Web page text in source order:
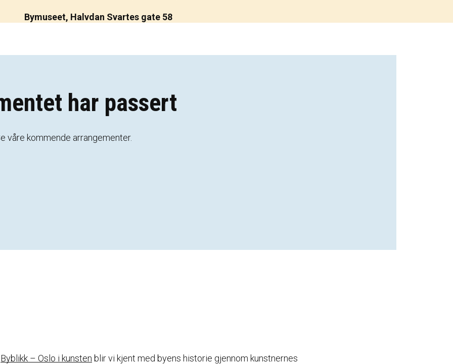
Bymuseet, Halvdan Svartes gate 58
har passert
våre kommende arrangementer.
Byblikk – Oslo i kunsten blir vi kjent med byens historie gjennom kunstnernes